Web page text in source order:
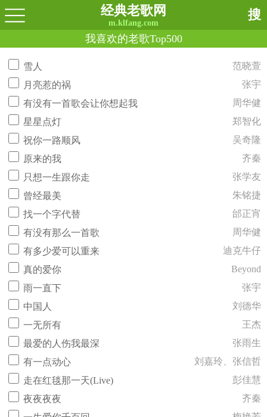
经典老歌网
m.klfang.com
搜
我喜欢的老歌Top500
雪人
范晓萱
月亮惹的祸
张宇
有没有一首歌会让你想起我
周华健
星星点灯
郑智化
祝你一路顺风
吴奇隆
原来的我
齐秦
只想一生跟你走
张学友
曾经最美
朱铭捷
找一个字代替
邰正宵
有没有那么一首歌
周华健
有多少爱可以重来
迪克牛仔
真的爱你
Beyond
雨一直下
张宇
中国人
刘德华
一无所有
王杰
最爱的人伤我最深
张雨生
有一点动心
刘嘉玲、张信哲
走在红毯那一天(Live)
彭佳慧
夜夜夜夜
齐秦